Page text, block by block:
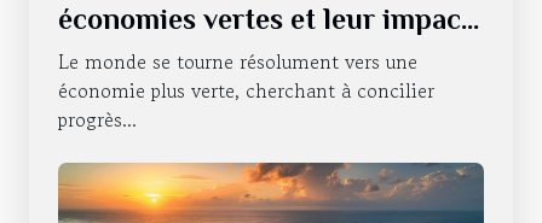
économies vertes et leur impact
sur les marchés globaux
Le monde se tourne résolument vers une
économie plus verte, cherchant à concilier
progrès...